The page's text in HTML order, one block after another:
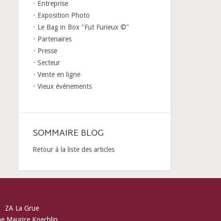
Entreprise
Exposition Photo
Le Bag in Box "Fut Furieux ©"
Partenaires
Presse
Secteur
Vente en ligne
Vieux événements
SOMMAIRE BLOG
Retour à la liste des articles
ZA La Grue